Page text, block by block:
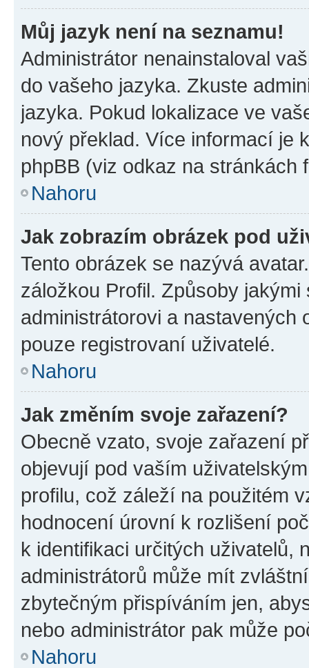
Můj jazyk není na seznamu!
Administrátor nenainstaloval
do vašeho jazyka. Zkuste
jazyka. Pokud lokalizace ve
nový překlad. Více informací je
phpBB (viz odkaz na stránkách
Nahoru
Jak zobrazím obrázek pod
Tento obrázek se nazývá
záložkou Profil. Způsoby
administrátorovi a nastavených
pouze registrovaní uživatelé.
Nahoru
Jak změním svoje zařazení?
Obecně vzato, svoje zařazení
objevují pod vaším
profilu, což záleží na použitém
hodnocení úrovní k rozlišení
k identifikaci určitých uživatelů,
administrátorů může mít
zbytečným přispíváním jen,
nebo administrátor pak může
Nahoru